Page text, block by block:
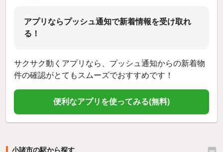
アプリならプッシュ通知で新着情報を受け取れ
る！
サクサク動くアプリなら、プッシュ通知からの新着物
件の確認がとてもスムーズでおすすめです！
便利なアプリを使ってみる(無料)
小諸市の駅から探す